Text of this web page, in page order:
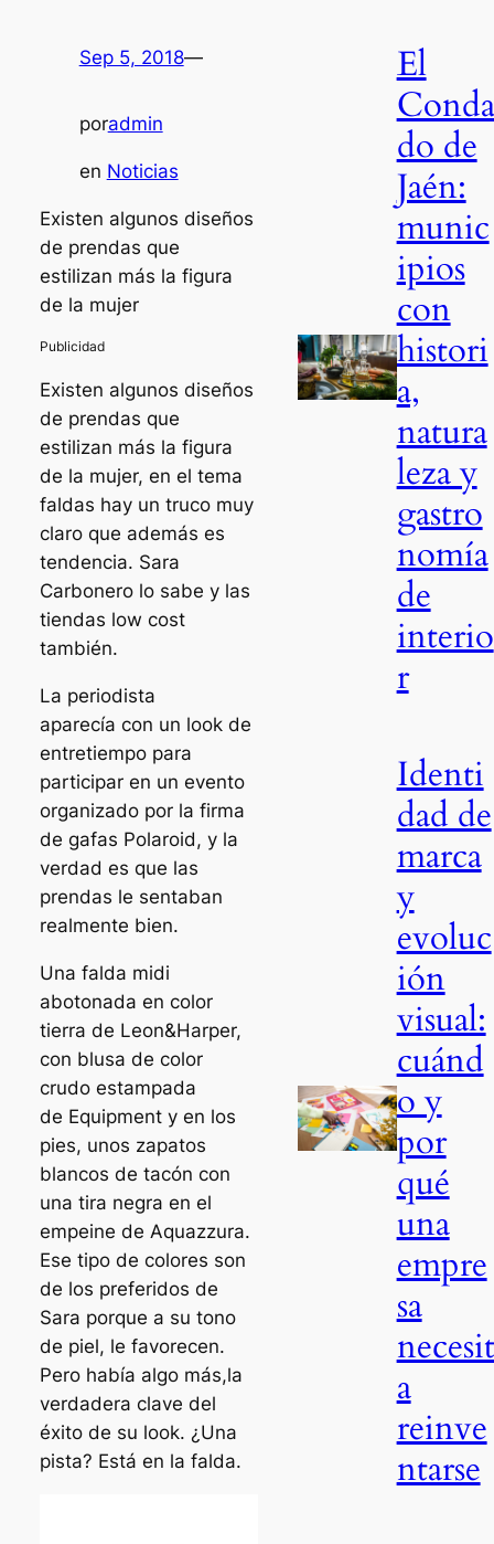
Sep 5, 2018—
poradmin
en Noticias
Existen algunos diseños
de prendas que
estilizan más la figura
de la mujer
Existen algunos diseños
de prendas que
estilizan más la figura
de la mujer, en el tema
faldas hay un truco muy
claro que además es
tendencia. Sara
Carbonero lo sabe y las
tiendas low cost
también.
La periodista
aparecía con un look de
entretiempo para
participar en un evento
organizado por la firma
de gafas Polaroid, y la
verdad es que las
prendas le sentaban
realmente bien.
Una falda midi
abotonada en color
tierra de Leon&Harper,
con blusa de color
crudo estampada
de Equipment y en los
pies, unos zapatos
blancos de tacón con
una tira negra en el
empeine de Aquazzura.
Ese tipo de colores son
de los preferidos de
Sara porque a su tono
de piel, le favorecen.
Pero había algo más,la
verdadera clave del
éxito de su look. ¿Una
pista? Está en la falda.
El
Conda
do de
Jaén:
munic
ipios
con
histori
a,
natura
leza y
gastro
nomía
de
interio
r
Identi
dad de
marca
y
evoluc
ión
visual:
cuánd
o y
por
qué
una
empre
sa
necesit
a
reinve
ntarse